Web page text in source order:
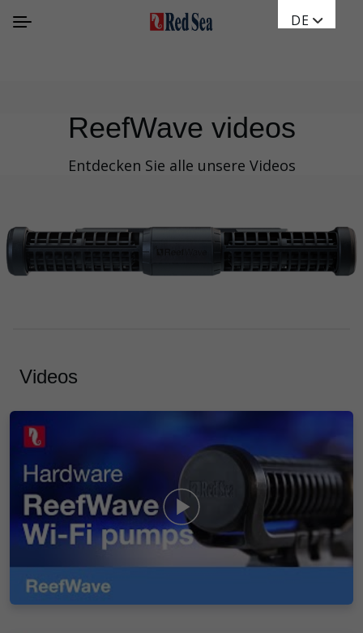
DE
ReefWave videos
Entdecken Sie alle unsere Videos
Videos